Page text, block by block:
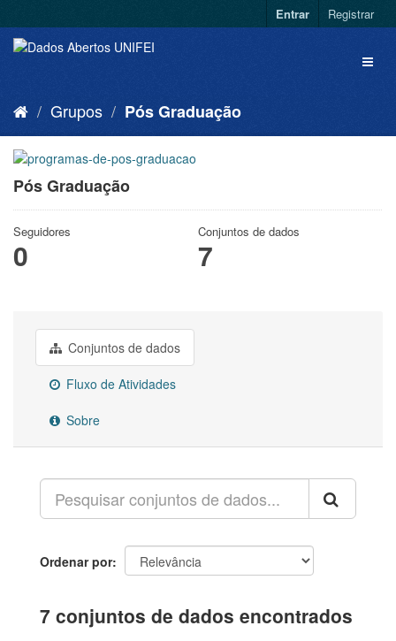
Entrar Registrar
Grupos Pós Graduação
Pós Graduação
Seguidores
0
Conjuntos de dados
7
Conjuntos de dados
Fluxo de Atividades
Sobre
Ordenar por
7 conjuntos de dados encontrados